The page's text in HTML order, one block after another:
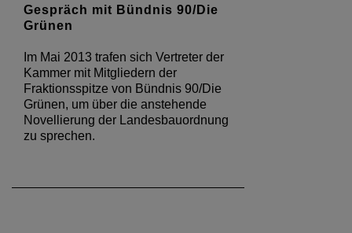
Gespräch mit Bündnis 90/Die
Grünen
Im Mai 2013 trafen sich Vertreter der
Kammer mit Mitgliedern der
Fraktionsspitze von Bündnis 90/Die
Grünen, um über die anstehende
Novellierung der Landesbauordnung
zu sprechen.